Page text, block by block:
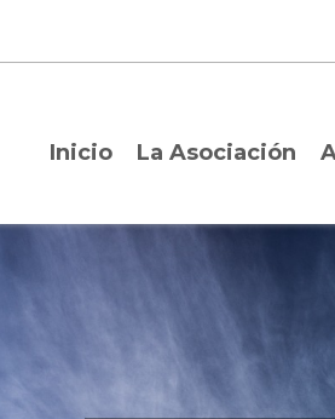
Inicio La Asociación